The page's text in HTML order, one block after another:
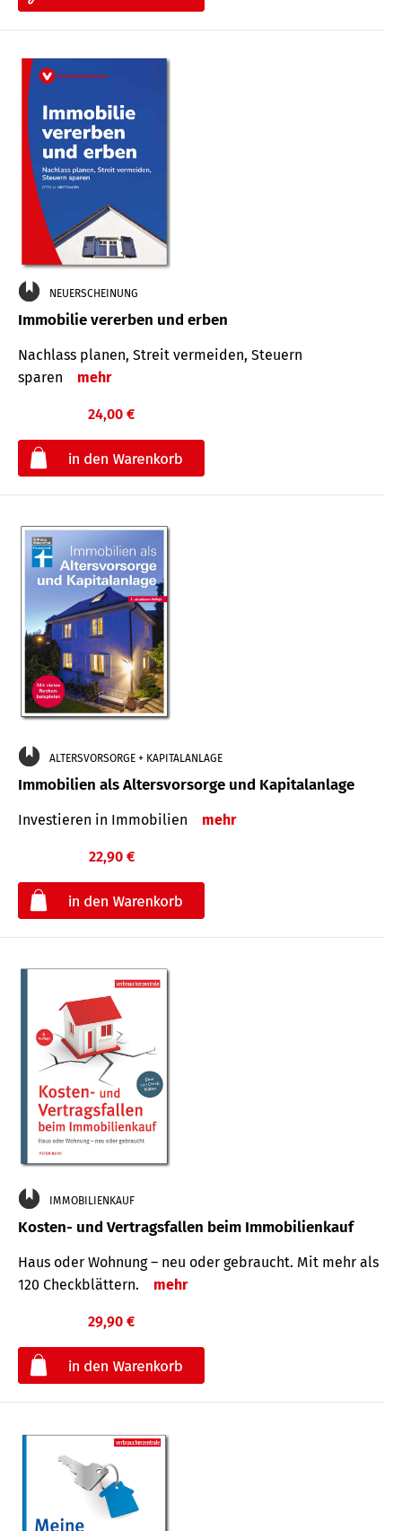
NEUERSCHEINUNG
Immobilie vererben und erben
Nachlass planen, Streit vermeiden, Steuern
sparen
mehr
24,00 €
ALTERSVORSORGE + KAPITALANLAGE
Immobilien als Altersvorsorge und Kapitalanlage
Investieren in Immobilien mehr
22,90 €
IMMOBILIENKAUF
Kosten- und Vertragsfallen beim Immobilienkauf
Haus oder Wohnung – neu oder gebraucht. Mit mehr als
120 Check­blättern.
mehr
29,90 €